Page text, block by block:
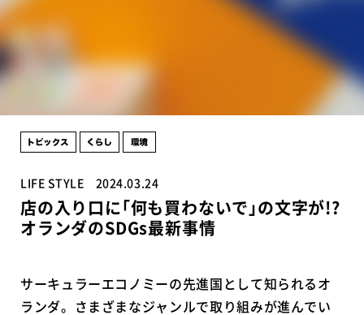
LIFE STYLE 2024.03.24
店の入り口に｢何も買わないで｣の文字が!?
オランダのSDGs最新事情
サーキュラーエコノミーの先進国として知られるオ
ランダ。さまざまなジャンルで取り組みが進んでい